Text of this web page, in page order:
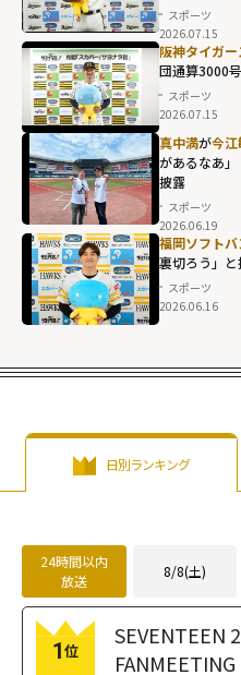
スポーツ
2026.07.15
阪神タイガ
団通算3000
スポーツ
2026.07.15
真中満が今江
があるなあ
披露
スポーツ
2026.06.19
福岡ソフト
裏切ろう」
スポーツ
2026.06.16
日別ランキング
24時間以内
放送
8/8(土)
1位
SEVENTEEN